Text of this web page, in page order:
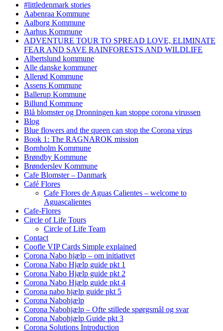
#littledenmark stories
Aabenraa Kommune
Aalborg Kommune
Aarhus Kommune
ADVENTURE TOUR TO SPREAD LOVE, ELIMINATE
FEAR AND SAVE RAINFORESTS AND WILDLIFE
Albertslund kommune
Alle danske kommuner
Allerød Kommune
Assens Kommune
Ballerup Kommune
Billund Kommune
Blå blomster og Dronningen kan stoppe corona virussen
Blog
Blue flowers and the queen can stop the Corona virus
Book 1: The RAGNAROK mission
Bornholm Kommune
Brøndby Kommune
Brønderslev Kommune
Cafe Blomster – Danmark
Café Flores
Cafe Flores de Aguas Calientes – welcome to
Aguascalientes
Cafe-Flores
Circle of Life Tours
Circle of Life Team
Contact
Coofle VIP Cards Simple explained
Corona Nabo hjælp – om initiativet
Corona Nabo Hjælp guide pkt 1
Corona Nabo Hjælp guide pkt 2
Corona Nabo Hjælp guide pkt 4
Corona nabo hjælp guide pkt 5
Corona Nabohjælp
Corona Nabohjælp – Ofte stillede spørgsmål og svar
Corona Nabohjælp Guide pkt 3
Corona Solutions Introduction